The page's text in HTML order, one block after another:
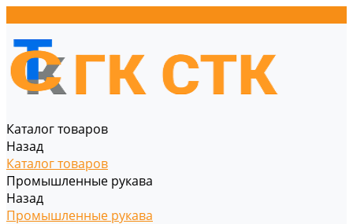
Каталог товаров
Назад
Каталог товаров
Промышленные рукава
Назад
Промышленные рукава